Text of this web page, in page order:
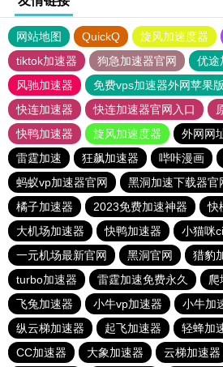
网站地图 QuickQ 旋风加速度器
tiktok加速器
狗急加速器官网
优途
风驰加速器
免费vps加速器外网苹果版
快连加速器
快连加速器官网入口
快鸭加速器
旋风加速度器 外网网
雷霆加速
狂飙加速器 哔咔漫画
蚂蚁vp加速器官网
黑洞加速下载器官
橘子加速器
2023免费加速神器
快
大机场加速器
快鸭加速器
小猫咪
一元机场最新官网
黑洞官网
猎豹
turbo加速器
雷霆加速免费永久
爬
飞兔加速器
小牛vp加速器 小牛加
纵云梯加速器
起飞加速器 轻蜂加
CC加速器
大象加速器 云梯加速器